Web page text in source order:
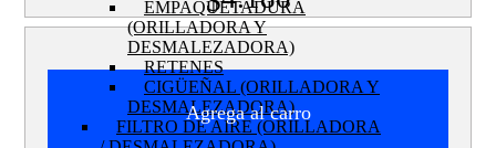
EMPAQUETADURA
(ORILLADORA Y
DESMALEZADORA)
RETENES
CIGÜEÑAL (ORILLADORA Y
DESMALEZADORA)
FILTRO DE AIRE (ORILLADORA
Agrega al carro